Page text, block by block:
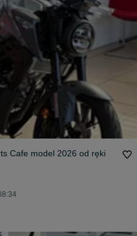
Cafe model 2026 od ręki